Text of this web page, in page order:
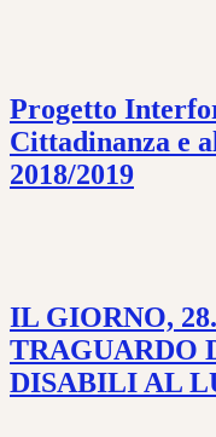
Progetto
Cittadinanza e
2018/2019
IL GIORNO,
TRAGUARDO
DISABILI AL